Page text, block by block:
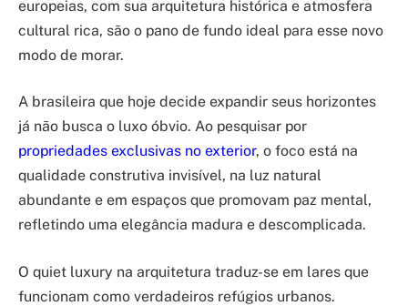
europeias, com sua arquitetura histórica e atmosfera
cultural rica, são o pano de fundo ideal para esse novo
modo de morar.
A brasileira que hoje decide expandir seus horizontes
já não busca o luxo óbvio. Ao pesquisar por
propriedades exclusivas no exterior, o foco está na
qualidade construtiva invisível, na luz natural
abundante e em espaços que promovam paz mental,
refletindo uma elegância madura e descomplicada.
O quiet luxury na arquitetura traduz-se em lares que
funcionam como verdadeiros refúgios urbanos.